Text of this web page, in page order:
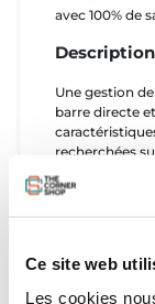
Ce site web
Les cookies
avec 100% de
Description
Une gestion
barre directe
recherchées
très large
cette aile
rotation - avec
puissance